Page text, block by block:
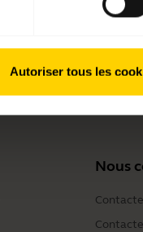
Autoriser tous les
Nous